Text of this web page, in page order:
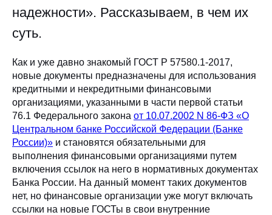
надежности». Рассказываем, в чем их
суть.
Как и уже давно знакомый ГОСТ Р 57580.1-2017,
новые документы предназначены для использования
кредитными и некредитными финансовыми
организациями, указанными в части первой статьи
76.1 Федерального закона от 10.07.2002 N 86-ФЗ «О
Центральном банке Российской Федерации (Банке
России)» и становятся обязательными для
выполнения финансовыми организациями путем
включения ссылок на него в нормативных документах
Банка России. На данный момент таких документов
нет, но финансовые организации уже могут включать
ссылки на новые ГОСТы в свои внутренние